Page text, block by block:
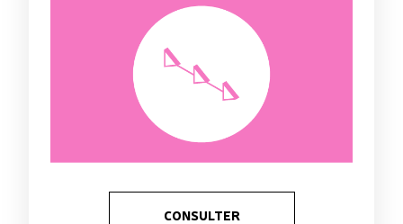
CONSULTER